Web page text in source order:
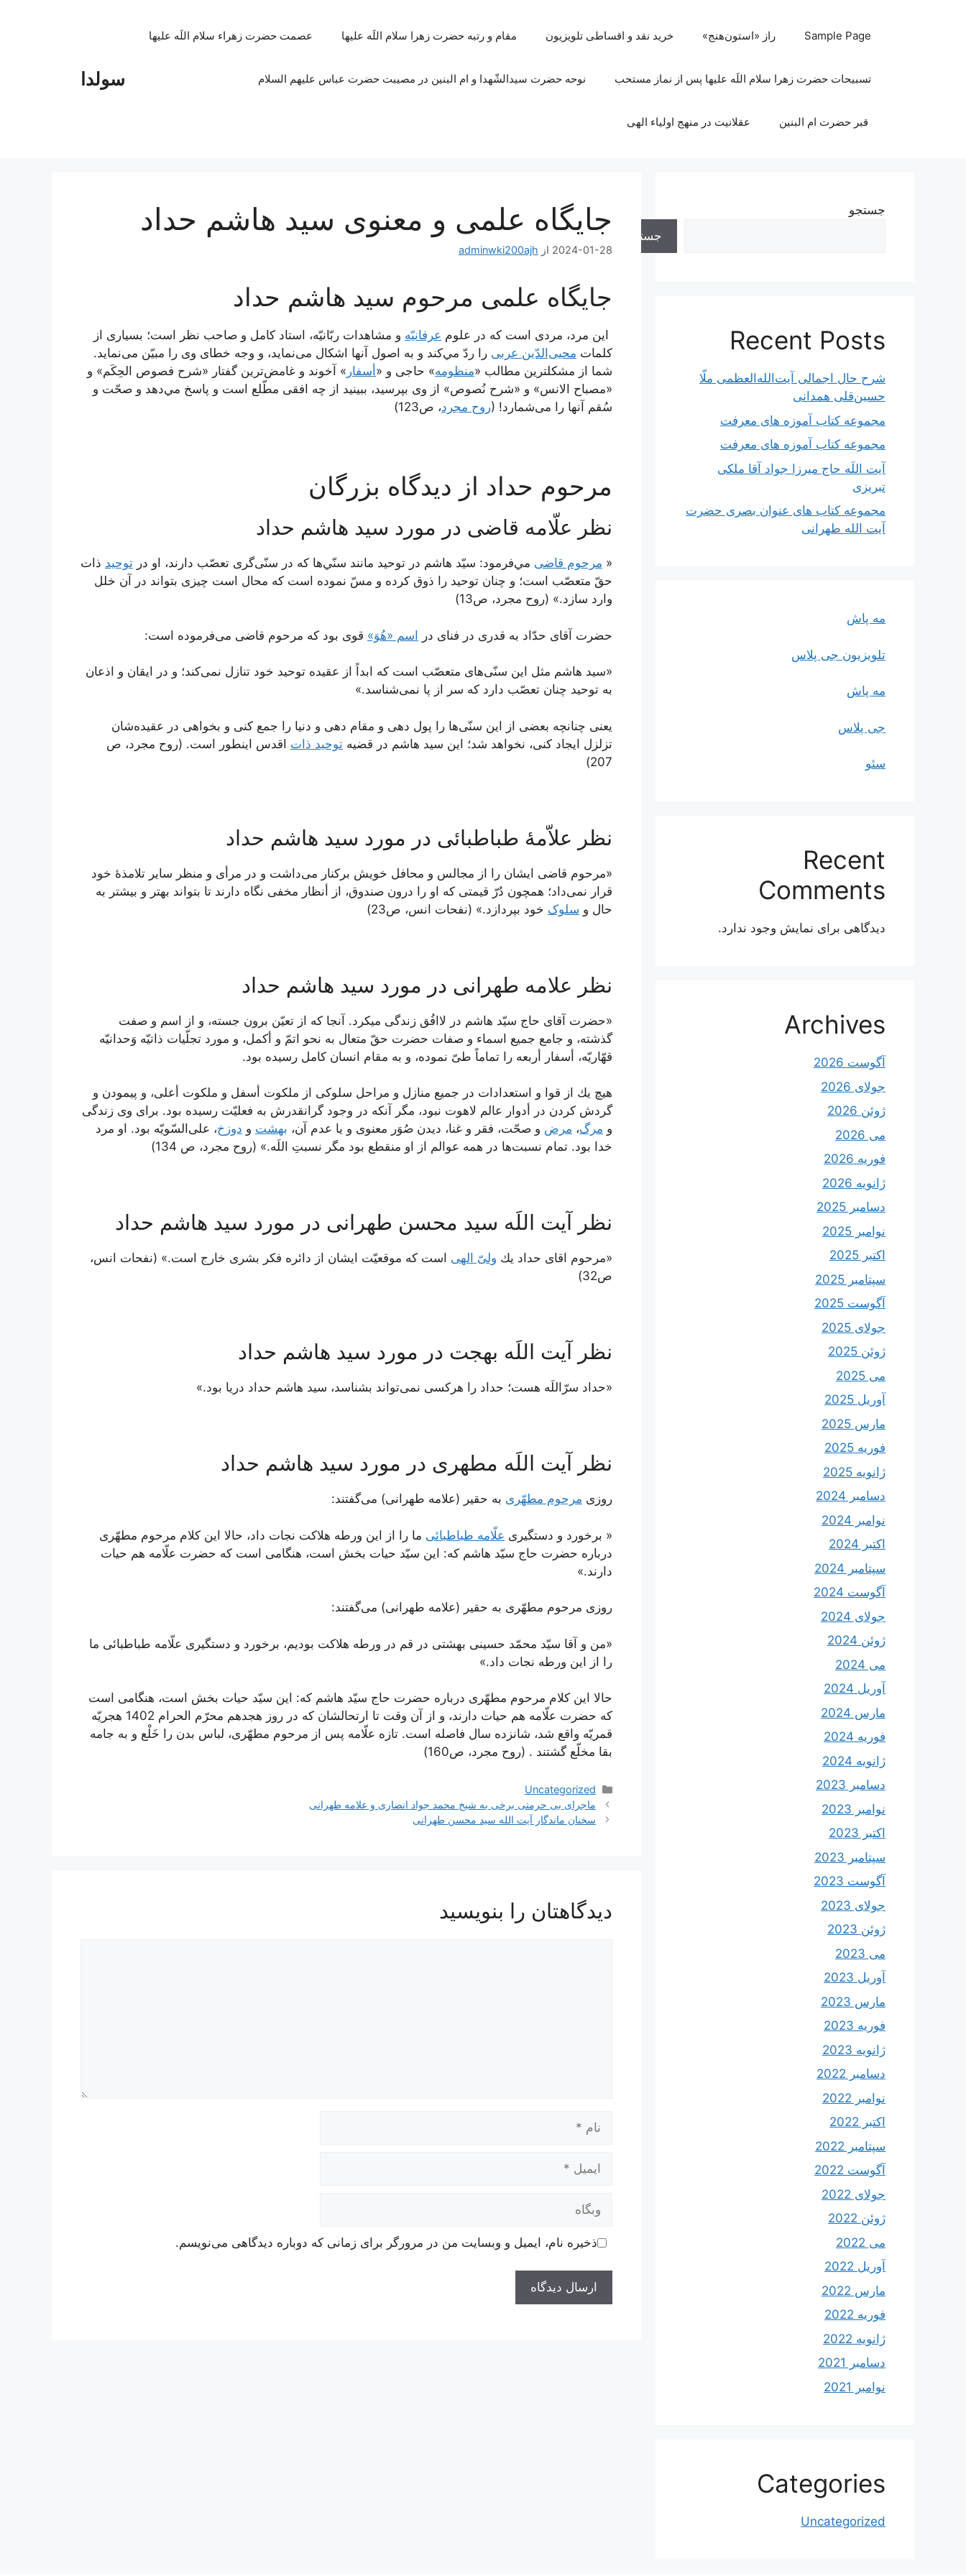
سولدا
Sample Page راز «استون‌هنج» خرید نقد و اقساطی تلویزیون مقام و رتبه حضرت زهرا سلام اللَه علیها عصمت حضرت زهراء سلام اللَه علیها
تسبیحات حضرت زهرا سلام اللَه علیها پس از نماز مستحب نوحه حضرت سیدالشّهدا و ام البنین در مصیبت حضرت عباس علیهم السلام
قبر حضرت ام البنین عقلانیت در منهج اولیاء الهی
جایگاه علمی و معنوی سید هاشم حداد
2024-01-28 از adminwki200ajh
جایگاه علمی مرحوم سید هاشم حداد
‏ اين مرد، مردى است كه در علوم عرفانيّه و مشاهدات ربّانيّه، استاد كامل و صاحب نظر است؛ بسيارى از
كلمات محيى‌الدّين عربى را ردّ مي‌كند و به اصول آنها اشكال می‌‏نمايد، و وجه خطاى وى را مبيّن می‌‏نمايد.
شما از مشكلترين مطالب «منظومه» حاجى و « أسفار » آخوند و غامض‏‌ترين گفتار «شرح فصوص الحِكَم» و
«مصباح الانس» و «شرح نُصوص» از وى بپرسيد، ببينيد از چه افقى مطّلع است و پاسخ مي‌دهد و صحّت و
سُقم آنها را می‌شمارد! (روح مجرد، ص123)
مرحوم حداد از دیدگاه بزرگان
نظر علّامه قاضی در مورد سید هاشم حداد
« مرحوم قاضى مي‌فرمود: سيّد هاشم در توحيد مانند سنّي‌ها كه در سنّى‌گرى تعصّب دارند، او در توحيد ذات
حقّ متعصّب است؛ و چنان توحيد را ذوق كرده و مسّ نموده است كه محال است چيزى بتواند در آن خلل
وارد سازد.» (روح مجرد، ص13)
حضرت آقاى حدّاد به قدرى در فناى در اسم «هُوَ» قوى بود كه مرحوم قاضى می‌فرموده است:
«سيد هاشم مثل اين سنّی‌‏هاى متعصّب است كه ابداً از عقيده توحيد خود تنازل نمی‌‏كند؛ و در ايقان و اذعان
به توحيد چنان تعصّب دارد كه سر از پا نمی‌‏شناسد.»
يعنى چنانچه بعضى از اين سنّی‌ها را پول دهى و مقام دهى و دنيا را جمع كنى و بخواهى در عقيده‌‏شان
تزلزل ايجاد كنى، نخواهد شد؛ اين سيد هاشم در قضيه توحيد ذات اقدس اين‏طور است. (روح مجرد، ص
207)
نظر علاّمۀ طباطبائی در مورد سید هاشم حداد
«مرحوم قاضی ایشان را از مجالس و محافل خویش برکنار می‌داشت و در مرأی و منظر سایر تلامذۀ خود
قرار نمی‌داد؛ همچون دُرّ قیمتی که او را درون صندوق، از أنظار مخفی نگاه دارند تا بتواند بهتر و بیشتر به
حال و سلوک خود بپردازد.» (نفحات انس، ص23)
نظر علامه طهرانی در مورد سید هاشم حداد
«حضرت آقاى حاج سيّد هاشم در لاافُق زندگى ميكرد. آنجا كه از تعيّن برون جسته، و از اسم و صفت
گذشته، و جامع جميع اسماء و صفات حضرت حقّ متعال به نحو اتمّ و أكمل، و مورد تجلّيات ذاتيّه وَحدانيّه
قهّاريّه، أسفار أربعه را تماماً طىّ نموده، و به مقام انسان كامل رسيده بود.
هيچ يك از قوا و استعدادات در جميع منازل و مراحل سلوكى از ملكوت أسفل و ملكوت أعلى، و پيمودن و
گردش كردن در أدوار عالم لاهوت نبود، مگر آنكه در وجود گرانقدرش به فعليّت رسيده بود. براى وى زندگى
و مرگ، مرض و صحّت، فقر و غنا، ديدن صُوَر معنوى و يا عدم آن، بهشت و دوزخ، على‌السّويّه بود. او مرد
خدا بود. تمام نسبت‌ها در همه عوالم از او منقطع بود مگر نسبتِ اللَه.» (روح مجرد، ص 134)
نظر آیت اللَه سید محسن طهرانی در مورد سید هاشم حداد
«مرحوم اقای حداد يك ولىّ الهى است كه موقعيّت ايشان از دائره فكر بشرى خارج است.» (نفحات انس،
ص32)
نظر آیت اللَه بهجت در مورد سید هاشم حداد
«حداد سرّاللَه هست؛ حداد را هرکسی نمی‌تواند بشناسد، سید هاشم حداد دریا بود.»
نظر آیت اللَه مطهری در مورد سید هاشم حداد
روزى مرحوم مطهّرى به حقير (علامه طهرانی) مى‌گفتند:
« برخورد و دستگيرى علّامه طباطبائى ما را از اين ورطه هلاكت نجات داد، حالا اين كلام مرحوم مطهّرى
درباره حضرت حاج سيّد هاشم كه: اين سيّد حيات بخش است، هنگامى است كه حضرت علّامه هم حيات
دارند.»
روزى مرحوم مطهّرى به حقير (علامه طهرانی) می‌‏گفتند:
«من و آقا سيّد محمّد حسينى بهشتى در قم در ورطه هلاكت بوديم، برخورد و دستگيرى علّامه طباطبائى ما
را از اين ورطه نجات داد.»
حالا اين كلام مرحوم مطهّرى درباره حضرت حاج سيّد هاشم كه: اين سيّد حيات بخش است، هنگامى است
كه حضرت علّامه هم حيات دارند، و از آن وقت تا ارتحالشان كه در روز هجدهم محرّم الحرام 1402 هجريّه
قمريّه واقع شد، شانزده سال فاصله است. تازه علّامه پس از مرحوم مطهّرى، لباس بدن را خَلْع و به جامه
بقا مخلّع گشتند . (روح مجرد، ص160)
دسته‌ها
Uncategorized
ناوبری
نوشته‌ها
ماجرای بی حرمتی برخی به شیخ محمد جواد انصاری و علامه طهرانی
سخنان ماندگار آیت الله سید محسن طهرانی
دیدگاهتان را بنویسید
ایمیل
وبگاه
ذخیره نام، ایمیل و وبسایت من در مرورگر برای زمانی که دوباره دیدگاهی می‌نویسم.
جستجو
جستجو
Recent Posts
شرح حال اجمالی آیت‌الله‌العظمی ملّا
حسین‌قلی همدانی
مجموعه کتاب آموزه های معرفت
مجموعه کتاب آموزه های معرفت
آیت اللَه حاج میرزا جواد آقا ملکی
تبریزی
مجموعه کتاب های عنوان بصری حضرت
آیت الله طهرانی
مه پاش
تلویزیون جی پلاس
مه پاش
جی پلاس
سئو
Recent
Comments
دیدگاهی برای نمایش وجود ندارد.
Archives
آگوست 2026
جولای 2026
ژوئن 2026
می 2026
فوریه 2026
ژانویه 2026
دسامبر 2025
نوامبر 2025
اکتبر 2025
سپتامبر 2025
آگوست 2025
جولای 2025
ژوئن 2025
می 2025
آوریل 2025
مارس 2025
فوریه 2025
ژانویه 2025
دسامبر 2024
نوامبر 2024
اکتبر 2024
سپتامبر 2024
آگوست 2024
جولای 2024
ژوئن 2024
می 2024
آوریل 2024
مارس 2024
فوریه 2024
ژانویه 2024
دسامبر 2023
نوامبر 2023
اکتبر 2023
سپتامبر 2023
آگوست 2023
جولای 2023
ژوئن 2023
می 2023
آوریل 2023
مارس 2023
فوریه 2023
ژانویه 2023
دسامبر 2022
نوامبر 2022
اکتبر 2022
سپتامبر 2022
آگوست 2022
جولای 2022
ژوئن 2022
می 2022
آوریل 2022
مارس 2022
فوریه 2022
ژانویه 2022
دسامبر 2021
نوامبر 2021
Categories
Uncategorized